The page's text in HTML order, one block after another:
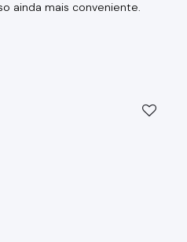
ainda mais conveniente.
a combinação perfeita
este imóvel no